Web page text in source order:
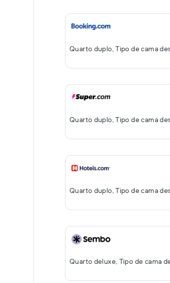
Quarto duplo, Tipo de cama
Quarto duplo, Tipo de cama
Quarto duplo, Tipo de cama
Quarto deluxe, Tipo de cama